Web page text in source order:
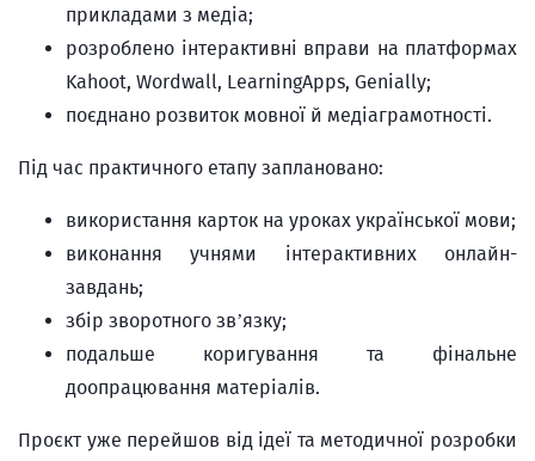
прикладами з медіа;
розроблено інтерактивні вправи на платформах
Kahoot, Wordwall, LearningApps, Genially;
поєднано розвиток мовної й медіаграмотності.
Під час практичного етапу заплановано:
використання карток на уроках української мови;
виконання учнями інтерактивних онлайн-
завдань;
збір зворотного зв’язку;
подальше коригування та фінальне
доопрацювання матеріалів.
Проєкт уже перейшов від ідеї та методичної розробки